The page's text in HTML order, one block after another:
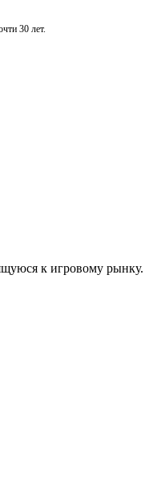
30 лет.
к игровому рынку.